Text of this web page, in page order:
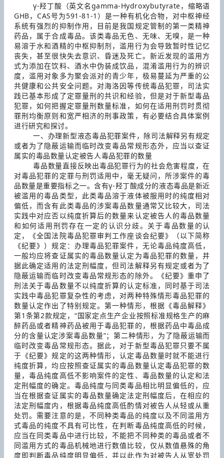
γ-羟丁酸（英文名gamma-Hydroxybutyrate，缩略语
GHB，CAS号为591-81-1）是一种有机化合物，对中枢神经
系统有强烈的抑制作用，目前是我国规定管制的第一类精神
药品，属于合成毒品。该类毒品无色、无味、无嗅，是一种
易溶于水和酒精的中枢抑制剂，滥用行为会导致暂时性记忆
丧失，甚至很快失去意识、昏迷及死亡。新近发现的滥用方
式为添加在饮料、酒水中伪装成饮品，混淆滥用行为的辨识
度，滥用对象多为聚会派对的青少年，极易蔓延为严重的公
共健康和公共安全问题。对海洛因等传统毒品犯罪，司法实
践已基本形成了定罪量刑的共识和经验，但是对于新型毒品
犯罪，如何把握定罪量刑数量标准，如何在适用刑罚时贯彻
罪刑均衡原则和宽严相济的刑事政策，有必要结合具体案例
进行研究和探讨。
一、办理新型液态毒品犯罪案件，除司法解释另有规定
或者为了隐蔽运输而临时改变毒品常规形态外，应当以查证
属实的毒品数量认定被告人毒品犯罪的数量
毒品数量直接反映出毒品犯罪行为的社会危害程度，在
对毒品犯罪的定罪与刑罚适用中，毫无疑问，所涉案件的毒
品数量是重要指标之一。含有γ-羟丁酸成分的液态毒品是新近
被滥用的毒品类型，此类毒品溶于液体被服用时的纯度相对
偏低，而含有此类毒品的涉案毒品数量通常又比较大，司法
实践中对应否以纯度折算后的数量来认定被告人的毒品数量
和如何适用刑罚存在一定的认识分歧。关于毒品数量的认
定，《全国法院毒品犯罪审判工作座谈会纪要》（以下简称
《纪要》）规定：办理毒品犯罪案件，无论毒品纯度高低，
一般均应将查证属实的毒品数量认定为毒品犯罪的数量，并
据此确定适用的法定刑幅度，但司法解释另有规定或者为了
隐蔽运输而临时改变毒品常规形态的除外。《纪要》重申了
刑法关于毒品数量不以纯度折算的认定标准，同时基于司法
实践中毒品犯罪复杂性的考虑，对两种特殊情形毒品犯罪的
数量认定作出了特别规定。第一种情形，根据《毒品解释》
第1条第2款规定，“国家定点生产企业按照标准规格生产的麻
醉药品或者精神药品被用于毒品犯罪的，根据药品中毒品成
分的含量认定涉案毒品数量”；第二种情形，为了隐蔽运输而
临时改变毒品常规形态。据此，对于新型毒品犯罪只要不属
于《纪要》规定的这两种情形，认定毒品数量时就不能进行
纯度折算，均应按照查证属实的毒品数量认定毒品犯罪的数
量，毒品纯度高低不影响案件的定性、毒品数量的认定和法
定刑幅度的确定。毒品纯度与同类毒品相比明显偏低的，应
当在根据查证属实的毒品数量确定法定刑幅度后，在相应的
法定刑幅度内，根据毒品纯度高低酌情对被告人从轻或从重
处罚。需要注意的是，不同种类毒品的纯度以及不同滥用方
式毒品的纯度不具有可比性，在判断毒品纯度高低的时候，
应当在同类毒品中进行比较，不能把不同种类的毒品或者不
同滥用方式的毒品机械地进行数值比较，仅从数值悬殊的角
度即判断毒品纯度明显偏低，并以此作为对被告人从宽处罚